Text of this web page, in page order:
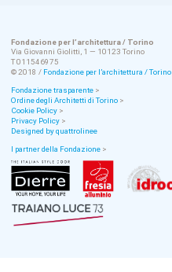
Fondazione per l’architettura / Torino
Via Giovanni Giolitti, 1 — 10123 Torino
T 011546975
© 2018 / Fondazione per l’architettura / Torino
Fondazione trasparente >
Ordine degli Architetti di Torino >
Cookie Policy >
Privacy Policy >
Designed by quattrolinee
I partner della Fondazione >